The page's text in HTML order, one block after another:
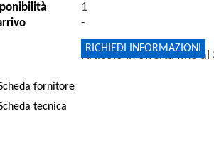
1
-
RICHIEDI INFORMAZIONI
Articolo in offerta fino al
fornitore
tecnica